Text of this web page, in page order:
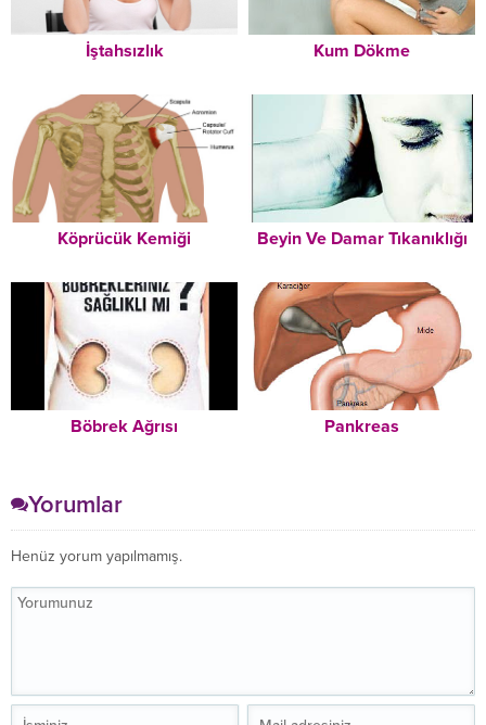
İştahsızlık Kum Dökme
Köprücük Kemiği Beyin Ve Damar Tıkanıklığı
Böbrek Ağrısı Pankreas
Yorumlar
Henüz yorum yapılmamış.